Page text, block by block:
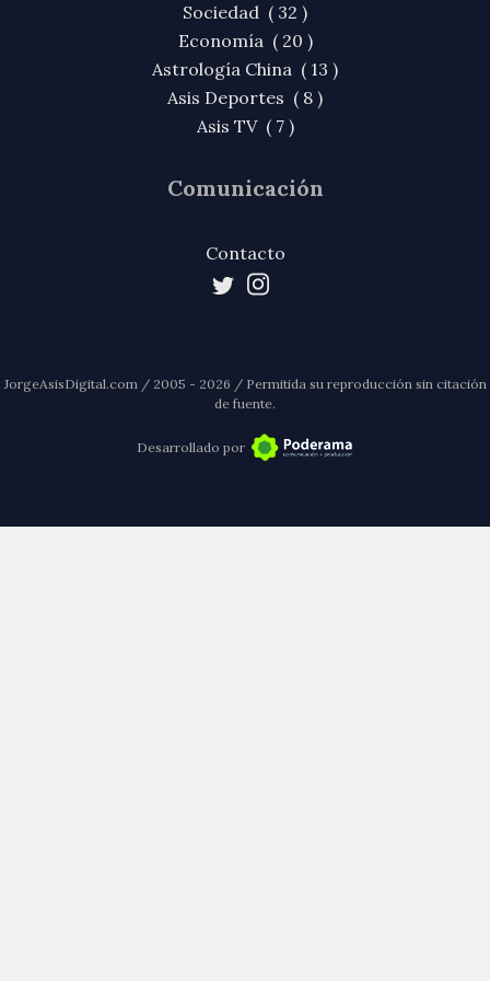
Sociedad ( 32 )
Economía ( 20 )
Astrología China ( 13 )
Asis Deportes ( 8 )
Asis TV ( 7 )
Comunicación
Contacto
JorgeAsisDigital.com / 2005 - 2026 / Permitida su reproducción sin citación
de fuente.
Desarrollado por